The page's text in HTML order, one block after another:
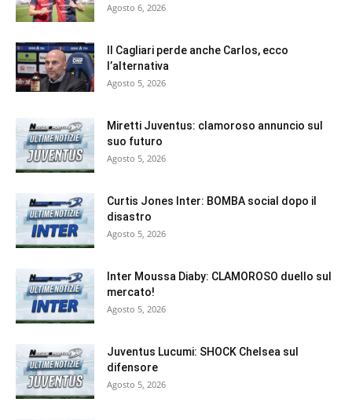
Agosto 6, 2026
Il Cagliari perde anche Carlos, ecco
l’alternativa
Agosto 5, 2026
Miretti Juventus: clamoroso annuncio sul
suo futuro
Agosto 5, 2026
Curtis Jones Inter: BOMBA social dopo il
disastro
Agosto 5, 2026
Inter Moussa Diaby: CLAMOROSO duello sul
mercato!
Agosto 5, 2026
Juventus Lucumi: SHOCK Chelsea sul
difensore
Agosto 5, 2026